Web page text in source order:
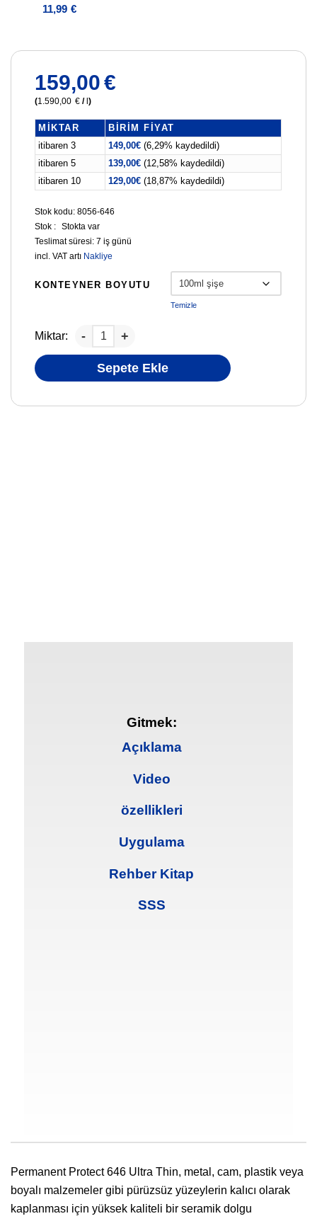
11,99 €
159,00€
(1.590,00 € / l)
MIKTAR
BIRIM FIYAT
itibaren 3
149,00€ (6,29% kaydedildi)
itibaren 5
139,00€ (12,58% kaydedildi)
itibaren 10
129,00€ (18,87% kaydedildi)
Stok kodu: 8056-646
Stok :
Stokta var
Teslimat süresi:7 iş günü
incl. VAT artı Nakliye
KONTEYNER BOYUTU
Temizle
Miktar:
Sepete Ekle
Gitmek:
Açıklama
Video
özellikleri
Uygulama
Rehber Kitap
SSS
Permanent Protect 646 Ultra Thin, metal, cam, plastik veya
boyalı malzemeler gibi pürüzsüz yüzeylerin kalıcı olarak
kaplanması için yüksek kaliteli bir seramik dolgu